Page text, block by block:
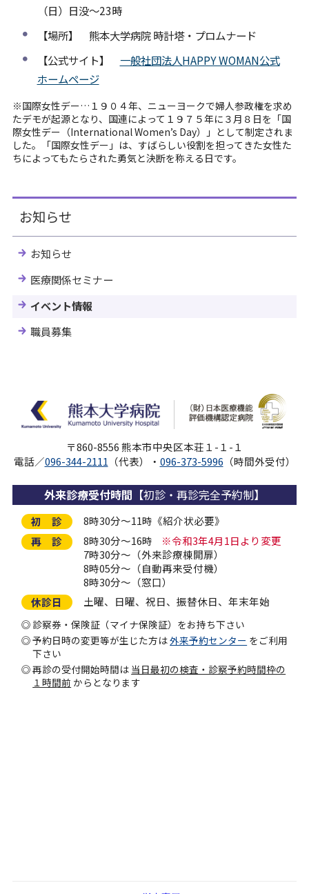
（日）日没～23時
【場所】 熊本大学病院 時計塔・プロムナード
【公式サイト】 一般社団法人HAPPY WOMAN公式
ホームページ
※国際女性デー…１９０４年、ニューヨークで婦人参政権を求め
たデモが起源となり、国連によって１９７５年に３月８日を「国
際女性デー（International Women’s Day）」として制定されま
した。「国際女性デー」は、すばらしい役割を担ってきた女性た
ちによってもたらされた勇気と決断を称える日です。
お知らせ
お知らせ
医療関係セミナー
イベント情報
職員募集
〒860-8556 熊本市中央区本荘１-１-１
電話／096-344-2111 （代表）・ 096-373-5996 （時間外受付）
外来診療受付時間 【初診・再診完全予約制】
初 診
8時30分～11時《紹介状必要》
再 診
8時30分～16時
※令和3年4月1日より変更
7時30分～（外来診療棟開扉）
8時05分～（自動再来受付機）
8時30分～（窓口）
休診日
土曜、日曜、祝日、振替休日、年末年始
診察券・保険証（マイナ保険証）をお持ち下さい
予約日時の変更等が生じた方は外来予約センター をご利用
下さい
再診の受付開始時間は 当日最初の検査・診察予約時間枠の
１時間前 からとなります